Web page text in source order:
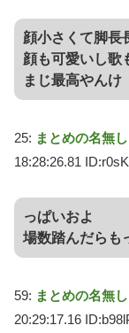
顔小さくて脚長
顔も可愛いし歌
まじ最高やんけ
25: まとめの名無
18:28:26.81
っぱいおよ
場数踏んだらも
59: まとめの名無
20:29:17.16